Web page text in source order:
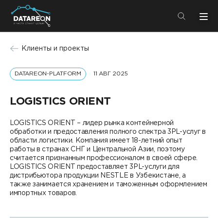
+7 (495) 280-08-01
Услуги
Партнеры
Импортозамещение
Компания
О компании
Решения
Клиенты и проекты
DATAREON-PLATFORM 11 АВГ 2025
LOGISTICS ОRIENT
LOGISTICS ОRIENT – лидер рынка контейнерной
обработки и предоставления полного спектра 3PL-услуг в
области логистики. Компания имеет 18-летний опыт
работы в странах СНГ и Центральной Азии, поэтому
считается признанным профессионалом в своей сфере.
LOGISTICS ОRIENT предоставляет 3PL-услуги для
дистрибьютора продукции NESTLE в Узбекистане, а
также занимается хранением и таможенным оформлением
импортных товаров.